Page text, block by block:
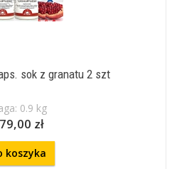
sok z granatu 2 szt
0.9 kg
zł
koszyka